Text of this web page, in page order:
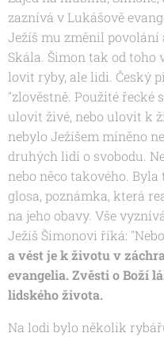
zaznívá v Lukášově
Ježíš mu změnil povolání
Skála. Šimon tak od toho
lovit ryby, ale lidi. Český
"zlověstně. Použité řecké
ulovit živé, nebo ulovit k
nebylo Ježíšem míněno
druhých lidí o svobodu.
nebo něco takového.
glosa, poznámka, která
na jeho obavy. Vše
Ježíš Šimonovi říká:
a vést je k životu v
evangelia. Zvěsti o Boží
lidského života.
Na lodi bylo několik